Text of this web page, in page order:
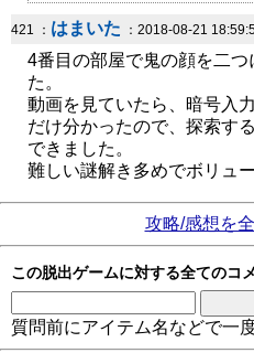
421 ： はまいた ：2018-08-21
4番目の部屋で鬼の顔を二
た。
動画を見ていたら、暗号入
だけ分かったので、探索す
できました。
難しい謎解き多めでボリュ
攻略/感想を
この脱出ゲームに対する全てのコ
質問前にアイテム名などで一